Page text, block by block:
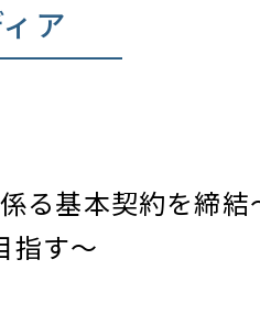
ア
る基本契約を締
指す～